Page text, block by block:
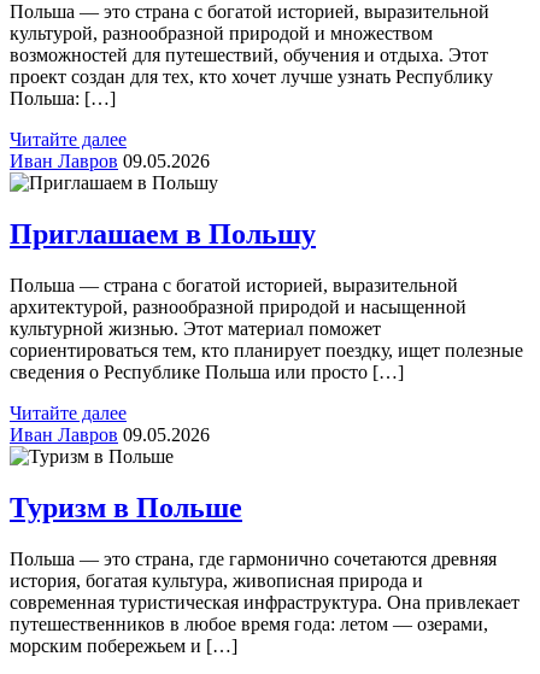
Польша — это страна с богатой историей, выразительной
культурой, разнообразной природой и множеством
возможностей для путешествий, обучения и отдыха. Этот
проект создан для тех, кто хочет лучше узнать Республику
Польша: […]
Читайте далее
Иван Лавров 09.05.2026
Приглашаем в Польшу
Польша — страна с богатой историей, выразительной
архитектурой, разнообразной природой и насыщенной
культурной жизнью. Этот материал поможет
сориентироваться тем, кто планирует поездку, ищет полезные
сведения о Республике Польша или просто […]
Читайте далее
Иван Лавров 09.05.2026
Туризм в Польше
Польша — это страна, где гармонично сочетаются древняя
история, богатая культура, живописная природа и
современная туристическая инфраструктура. Она привлекает
путешественников в любое время года: летом — озерами,
морским побережьем и […]